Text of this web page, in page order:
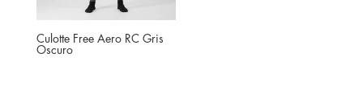
Culotte Free Aero RC Gris
Oscuro